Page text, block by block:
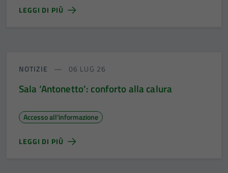
LEGGI DI PIÙ
NOTIZIE 06 LUG 26
Sala ‘Antonetto’: conforto alla calura
Accesso all'informazione
LEGGI DI PIÙ